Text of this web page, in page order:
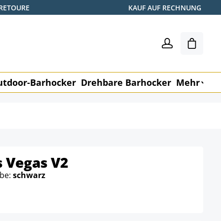
KAUF AUF RECHNUNG
Barhocker Drehbare Barhocker Mehr
V2
schwarz